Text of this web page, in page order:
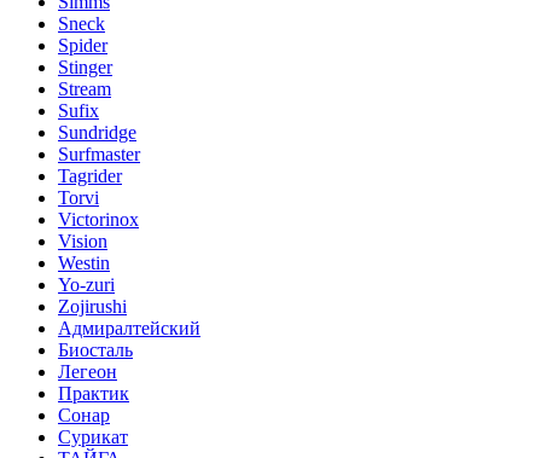
Sneck
Spider
Stinger
Stream
Sufix
Sundridge
Surfmaster
Tagrider
Torvi
Victorinox
Vision
Westin
Yo-zuri
Zojirushi
Адмиралтейский
Биосталь
Легеон
Практик
Сонар
Сурикат